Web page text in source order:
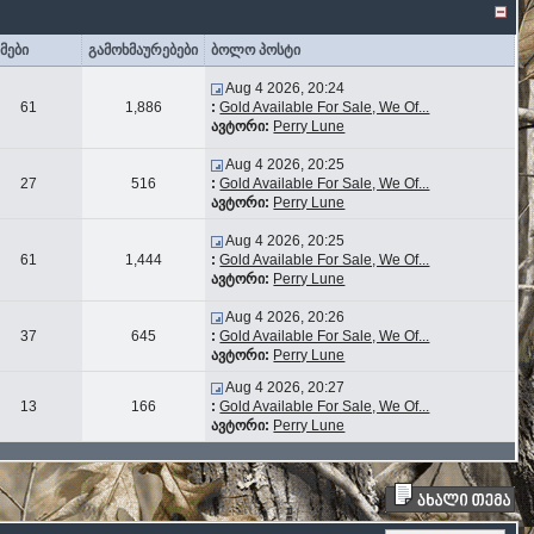
გამოხმაურებები ბოლო პოსტი
61 1,886
Aug 4 2026, 20:24
: Gold Available For Sale, We Of...
ავტორი: Perry Lune
27 516
Aug 4 2026, 20:25
: Gold Available For Sale, We Of...
ავტორი: Perry Lune
61 1,444
Aug 4 2026, 20:25
: Gold Available For Sale, We Of...
ავტორი: Perry Lune
37 645
Aug 4 2026, 20:26
: Gold Available For Sale, We Of...
ავტორი: Perry Lune
13 166
Aug 4 2026, 20:27
: Gold Available For Sale, We Of...
ავტორი: Perry Lune